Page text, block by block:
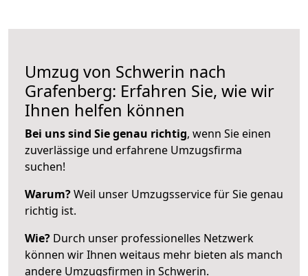
Umzug von Schwerin nach
Grafenberg: Erfahren Sie, wie wir
Ihnen helfen können
Bei uns sind Sie genau richtig, wenn Sie einen
zuverlässige und erfahrene Umzugsfirma
suchen!
Warum?Weil unser Umzugsservice für Sie genau
richtig ist.
Wie? Durch unser professionelles Netzwerk
können wir Ihnen weitaus mehr bieten als manch
andere Umzugsfirmen in Schwerin.